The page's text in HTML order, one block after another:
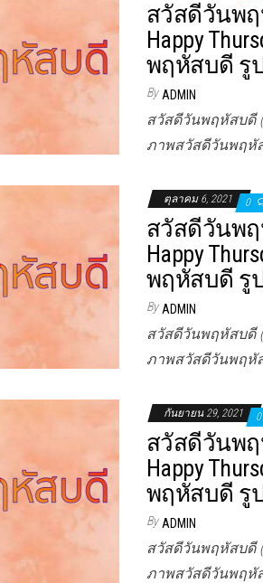
สวัสดีวันพฤ
Happy
พฤหัสบดี รู
By ADMIN
สวัสดีวันพฤหัสบดี (
ภาพสวัสดีวันพฤหั
ตุลาคม 6, 2021 0
สวัสดีวันพฤ
Happy
พฤหัสบดี รู
By ADMIN
สวัสดีวันพฤหัสบดี (
ภาพสวัสดีวันพฤหั
กันยายน 29, 2021 0
สวัสดีวันพฤ
Happy
พฤหัสบดี รู
By ADMIN
สวัสดีวันพฤหัสบดี (
ภาพสวัสดีวันพฤหั